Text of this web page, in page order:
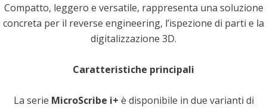
Compatto, leggero e versatile, rappresenta una soluzione
concreta per il reverse engineering, l’ispezione di parti e la
digitalizzazione 3D.
Caratteristiche principali
La serie MicroScribe i+ è disponibile in due varianti di